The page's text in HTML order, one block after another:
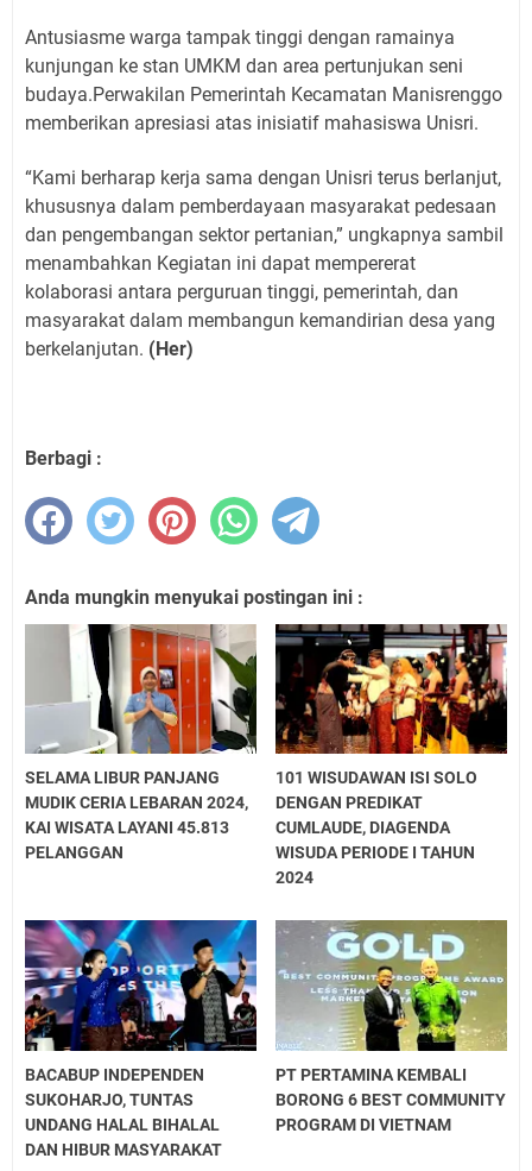
Antusiasme warga tampak tinggi dengan ramainya
kunjungan ke stan UMKM dan area pertunjukan seni
budaya.Perwakilan Pemerintah Kecamatan Manisrenggo
memberikan apresiasi atas inisiatif mahasiswa Unisri.
“Kami berharap kerja sama dengan Unisri terus berlanjut,
khususnya dalam pemberdayaan masyarakat pedesaan
dan pengembangan sektor pertanian,” ungkapnya sambil
menambahkan Kegiatan ini dapat mempererat
kolaborasi antara perguruan tinggi, pemerintah, dan
masyarakat dalam membangun kemandirian desa yang
berkelanjutan. (Her)
Berbagi :
Anda mungkin menyukai postingan ini :
SELAMA LIBUR PANJANG
MUDIK CERIA LEBARAN 2024,
KAI WISATA LAYANI 45.813
PELANGGAN
101 WISUDAWAN ISI SOLO
DENGAN PREDIKAT
CUMLAUDE, DIAGENDA
WISUDA PERIODE I TAHUN
2024
BACABUP INDEPENDEN
SUKOHARJO, TUNTAS
UNDANG HALAL BIHALAL
DAN HIBUR MASYARAKAT
PT PERTAMINA KEMBALI
BORONG 6 BEST COMMUNITY
PROGRAM DI VIETNAM